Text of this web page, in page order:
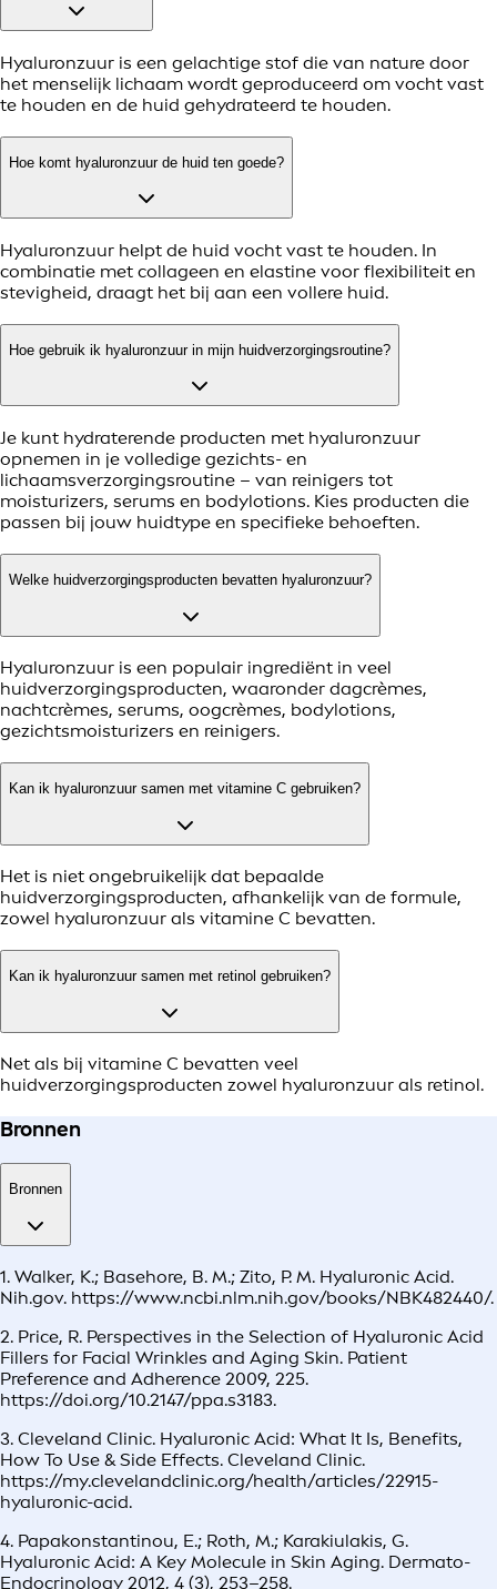
Hyaluronzuur is een gelachtige stof die van nature door
het menselijk lichaam wordt geproduceerd om vocht vast
te houden en de huid gehydrateerd te houden.
Hoe komt hyaluronzuur de huid ten goede?
Hyaluronzuur helpt de huid vocht vast te houden. In
combinatie met collageen en elastine voor flexibiliteit en
stevigheid, draagt het bij aan een vollere huid.
Hoe gebruik ik hyaluronzuur in mijn huidverzorgingsroutine?
Je kunt hydraterende producten met hyaluronzuur
opnemen in je volledige gezichts- en
lichaamsverzorgingsroutine – van reinigers tot
moisturizers, serums en bodylotions. Kies producten die
passen bij jouw huidtype en specifieke behoeften.
Welke huidverzorgingsproducten bevatten hyaluronzuur?
Hyaluronzuur is een populair ingrediënt in veel
huidverzorgingsproducten, waaronder dagcrèmes,
nachtcrèmes, serums, oogcrèmes, bodylotions,
gezichtsmoisturizers en reinigers.
Kan ik hyaluronzuur samen met vitamine C gebruiken?
Het is niet ongebruikelijk dat bepaalde
huidverzorgingsproducten, afhankelijk van de formule,
zowel hyaluronzuur als vitamine C bevatten.
Kan ik hyaluronzuur samen met retinol gebruiken?
Net als bij vitamine C bevatten veel
huidverzorgingsproducten zowel hyaluronzuur als retinol.
Bronnen
Bronnen
1. Walker, K.; Basehore, B. M.; Zito, P. M. Hyaluronic Acid.
Nih.gov. https://www.ncbi.nlm.nih.gov/books/NBK482440/.
2. Price, R. Perspectives in the Selection of Hyaluronic Acid
Fillers for Facial Wrinkles and Aging Skin. Patient
Preference and Adherence 2009, 225.
https://doi.org/10.2147/ppa.s3183.
3. Cleveland Clinic. Hyaluronic Acid: What It Is, Benefits,
How To Use & Side Effects. Cleveland Clinic.
https://my.clevelandclinic.org/health/articles/22915-
hyaluronic-acid.
4. Papakonstantinou, E.; Roth, M.; Karakiulakis, G.
Hyaluronic Acid: A Key Molecule in Skin Aging. Dermato-
Endocrinology 2012, 4 (3), 253–258.